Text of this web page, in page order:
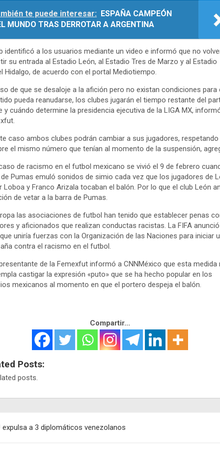
te puede interesar: ESPAÑA CAMPEÓN
MUNDO TRAS DERROTAR A ARGENTINA
identificó a los usuarios mediante un video e informó que no
su entrada al Estadio León, al Estadio Tres de Marzo y al Estadio
Hidalgo, de acuerdo con el portal Mediotiempo.
de que se desaloje a la afición pero no existan condiciones para
pueda reanudarse, los clubes jugarán el tiempo restante del
y cuándo determine la presidencia ejecutiva de la LIGA MX,
caso ambos clubes podrán cambiar a sus jugadores, respetando
el mismo número que tenían al momento de la suspensión,
de racismo en el futbol mexicano se vivió el 9 de febrero
Pumas emuló sonidos de simio cada vez que los jugadores de
Loboa y Franco Arizala tocaban el balón. Por lo que el club León
de vetar a la barra de Pumas.
las asociaciones de futbol han tenido que establecer penas
y aficionados que realizan conductas racistas. La FIFA
uniría fuerzas con la Organización de las Naciones para iniciar
contra el racismo en el futbol.
de la Femexfut informó a CNNMéxico que esta medida
castigar la expresión «puto» que se ha hecho popular en los
mexicanos al momento en que el portero despeja el balón.
Compartir...
Posts:
posts.
expulsa a 3 diplomáticos venezolanos